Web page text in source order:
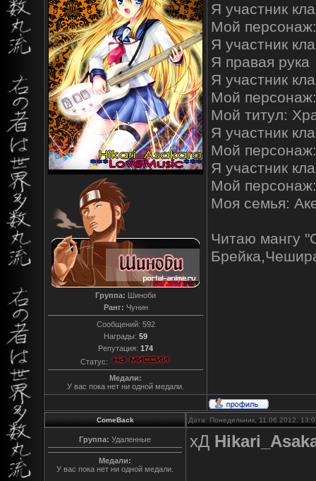
Группа: Шиноби
Ранг: Чунин
Сообщений: 592
Награды: 59
Репутация: 174
Статус:
Медали:
У вас пока нет ни одной медали.
Я участник
Мой
Я участник
Я правая рука
Я участник
Мой
Мой титул:
Я участник
Мой
Я участник
Мой
Моя семья:
Читаю мангу
ComeBack Дата: Понедельник, 11.06.2012,
Группа: Удаленные
Медали:
У вас пока нет ни одной медали.
хД